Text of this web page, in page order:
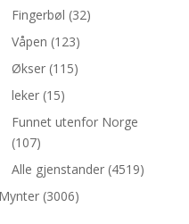
Fingerbøl (32)
Våpen (123)
Økser (115)
leker (15)
Funnet utenfor Norge
(107)
Alle gjenstander (4519)
Mynter (3006)